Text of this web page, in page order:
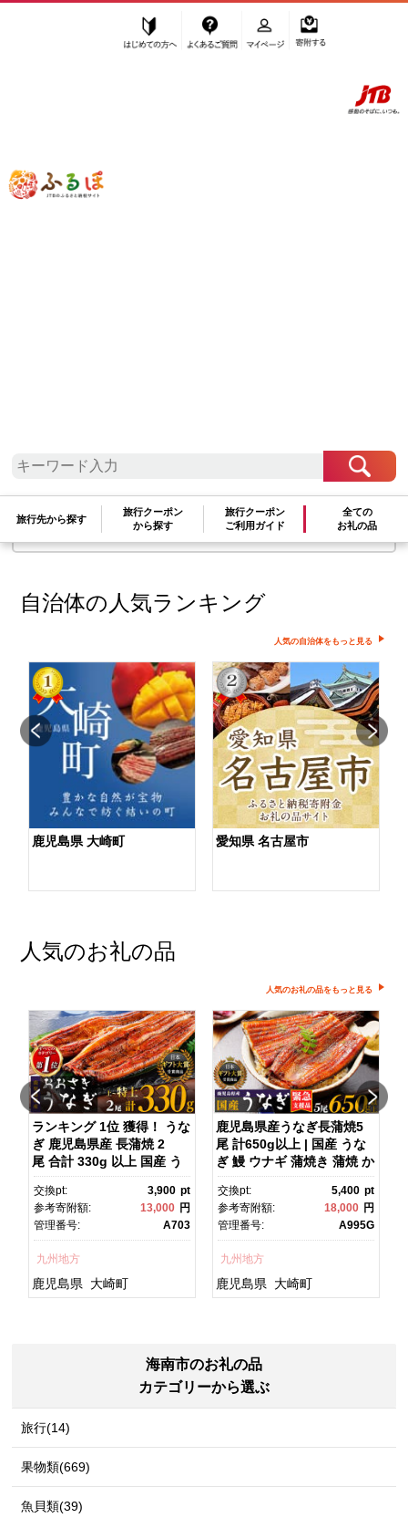
ふるぽ JTBのふるさと納税サイト
旅行先から探す
旅行クーポン
から探す
旅行クーポン
ご利用ガイド
全ての
お礼の品
「ふるさと納税」TOP
びわ・さくらんぼ
せん
検索条件を変更して再度お試しください
文字が正しく入力されていることをご確認ください
自治体の人気ランキング
人気の自治体をもっと見る
鹿児島県 大崎町 愛知県 名古屋市
人気のお礼の品
人気のお礼の品をもっと見る
ランキング 1位 獲得！ うな
ぎ 鹿児島県産 長蒲焼 2
尾 合計 330g 以上 国産 う
なぎ 鰻 ウナギ 蒲焼き 蒲
焼 かばやき 魚 魚介 魚貝 海
鮮 うな重 ひつまぶし 蒲
焼 訳あり ギフト 人気 おす
半島 A703
交換pt: 3,900 pt
参考寄附額:
13,000 円
管理番号:
A703
九州地方
鹿児島県 大崎町
鹿児島県産うなぎ長蒲焼5
尾 計650g以上 | 国産 うな
ぎ 鰻 ウナギ 蒲焼き 蒲焼 か
ばやき unagi うなぎ蒲
焼 土用丑の日 土用の丑の
日 丑の日 魚 魚介 魚貝 海
鮮 うな重 蒲焼 訳あり ギフ
県 大崎町 大隅半
島 A995G 【会員限定のお
礼の品】【うなぎ蒲焼 国
交換pt: 5,400 pt
参考寄附額:
18,000 円
管理番号:
A995G
九州地方
鹿児島県 大崎町
海南市のお礼の品
カテゴリーから選ぶ
旅行(14)
果物類(669)
魚貝類(39)